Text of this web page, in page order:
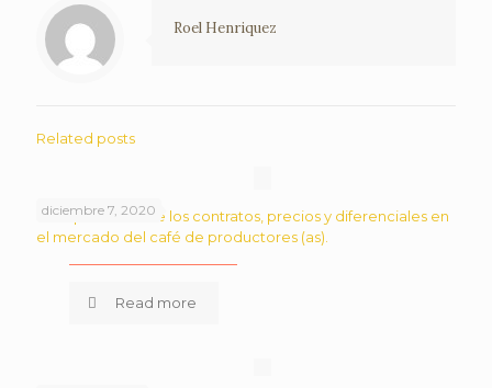
Roel Henriquez
Related posts
diciembre 7, 2020
La importancia de los contratos, precios y diferenciales en
el mercado del café de productores (as).
Read more